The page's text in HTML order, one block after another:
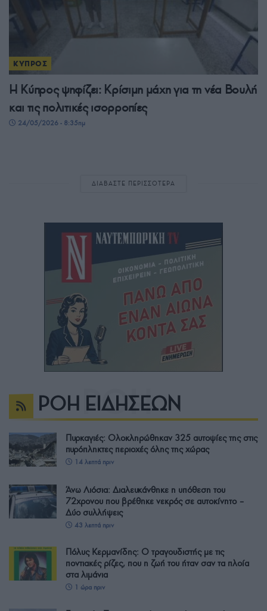
ΚΥΠΡΟΣ
Η Κύπρος ψηφίζει: Κρίσιμη μάχη για τη νέα Βουλή
και τις πολιτικές ισορροπίες
24/05/2026 - 8:35πμ
ΔΙΑΒΑΣΤΕ ΠΕΡΙΣΣΟΤΕΡΑ
ΡΟΗ ΕΙΔΗΣΕΩΝ
Πυρκαγιές: Ολοκληρώθηκαν 325 αυτοψίες της στις
πυρόπληκτες περιοχές όλης της χώρας
14 λεπτά πριν
Άνω Λιόσια: Διαλευκάνθηκε η υπόθεση του
72χρονου που βρέθηκε νεκρός σε αυτοκίνητο –
Δύο συλλήψεις
43 λεπτά πριν
Πόλυς Κερμανίδης: Ο τραγουδιστής με τις
ποντιακές ρίζες, που η ζωή του ήταν σαν τα πλοία
στα λιμάνια
1 ώρα πριν